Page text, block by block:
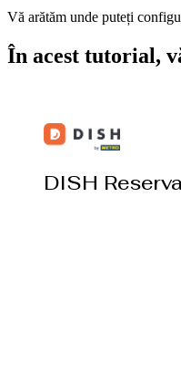
Vă arătăm unde puteți
În acest tutorial,